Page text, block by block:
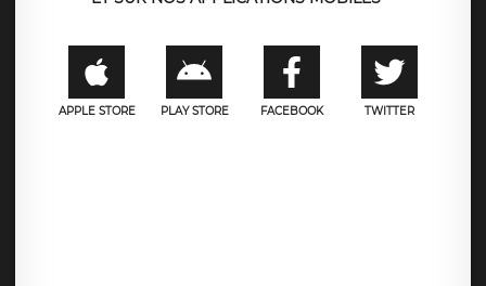
APPLE STORE PLAY STORE FACEBOOK TWITTER